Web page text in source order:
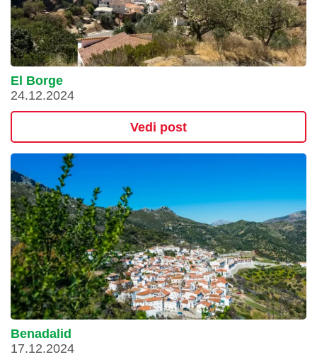
El Borge
24.12.2024
Vedi post
Benadalid
17.12.2024